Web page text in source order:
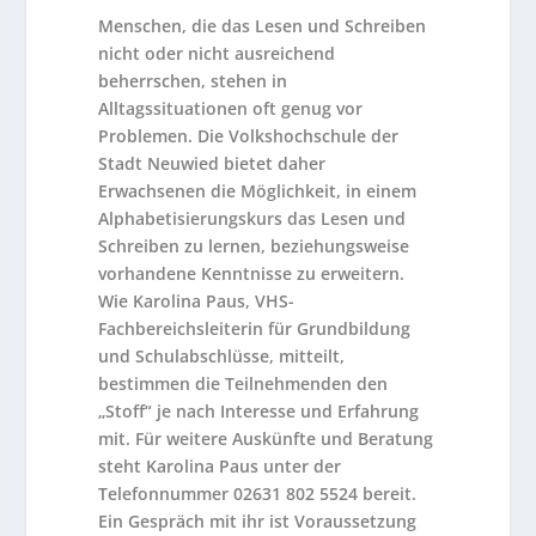
Menschen, die das Lesen und Schreiben
nicht oder nicht ausreichend
beherrschen, stehen in
Alltagssituationen oft genug vor
Problemen. Die Volkshochschule der
Stadt Neuwied bietet daher
Erwachsenen die Möglichkeit, in einem
Alphabetisierungskurs das Lesen und
Schreiben zu lernen, beziehungsweise
vorhandene Kenntnisse zu erweitern.
Wie Karolina Paus, VHS-
Fachbereichsleiterin für Grundbildung
und Schulabschlüsse, mitteilt,
bestimmen die Teilnehmenden den
„Stoff“ je nach Interesse und Erfahrung
mit. Für weitere Auskünfte und Beratung
steht Karolina Paus unter der
Telefonnummer 02631 802 5524 bereit.
Ein Gespräch mit ihr ist Voraussetzung